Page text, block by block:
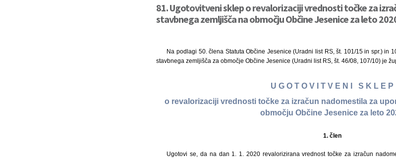
81. Ugotovitveni sklep o revalorizaciji vrednosti točke za
stavbnega zemljišča na območju Občine Jesenice za leto
Na podlagi 50. člena Statuta Občine Jesenice (Uradni list RS, št. 101/15 in spr.) in
stavbnega zemljišča za območje Občine Jesenice (Uradni list RS, št. 46/08, 107/10) je
U G O T O V I T V E N I S K L E P
o revalorizaciji vrednosti točke za izračun nadomestila za
območju Občine Jesenice za leto
1. člen
Ugotovi se, da na dan 1. 1. 2020 revalorizirana vrednost točke za izračun